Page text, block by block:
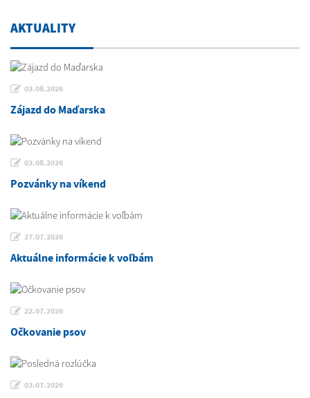
AKTUALITY
03.08.2026
Zájazd do Maďarska
03.08.2026
Pozvánky na víkend
27.07.2026
Aktuálne informácie k voľbám
22.07.2026
Očkovanie psov
03.07.2026